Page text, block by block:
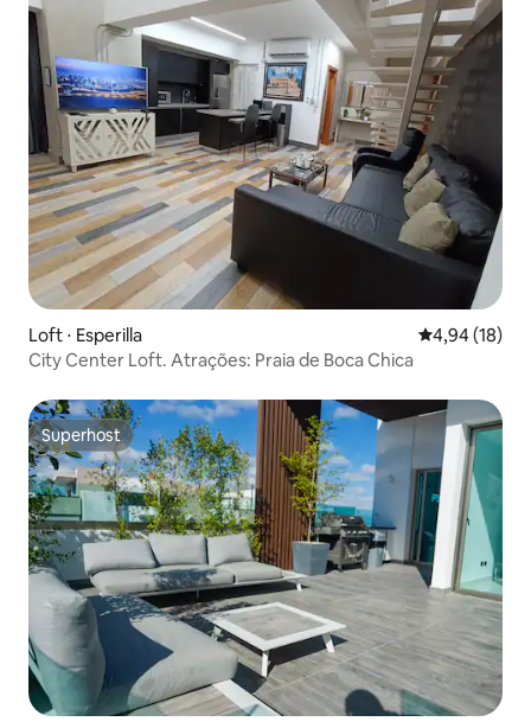
Loft ⋅ Esperilla 4,94 de uma
4,94 (18)
City Center Loft. Atrações: Praia de Boca Chica
Superhost
Superhost